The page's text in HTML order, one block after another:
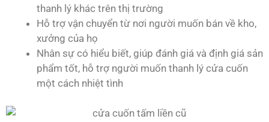
thanh lý khác trên thị trường
Hỗ trợ vận chuyển từ nơi người muốn bán về kho,
xưởng của họ
Nhân sự có hiểu biết, giúp đánh giá và định giá sản
phẩm tốt, hỗ trợ người muốn thanh lý cửa cuốn
một cách nhiệt tình